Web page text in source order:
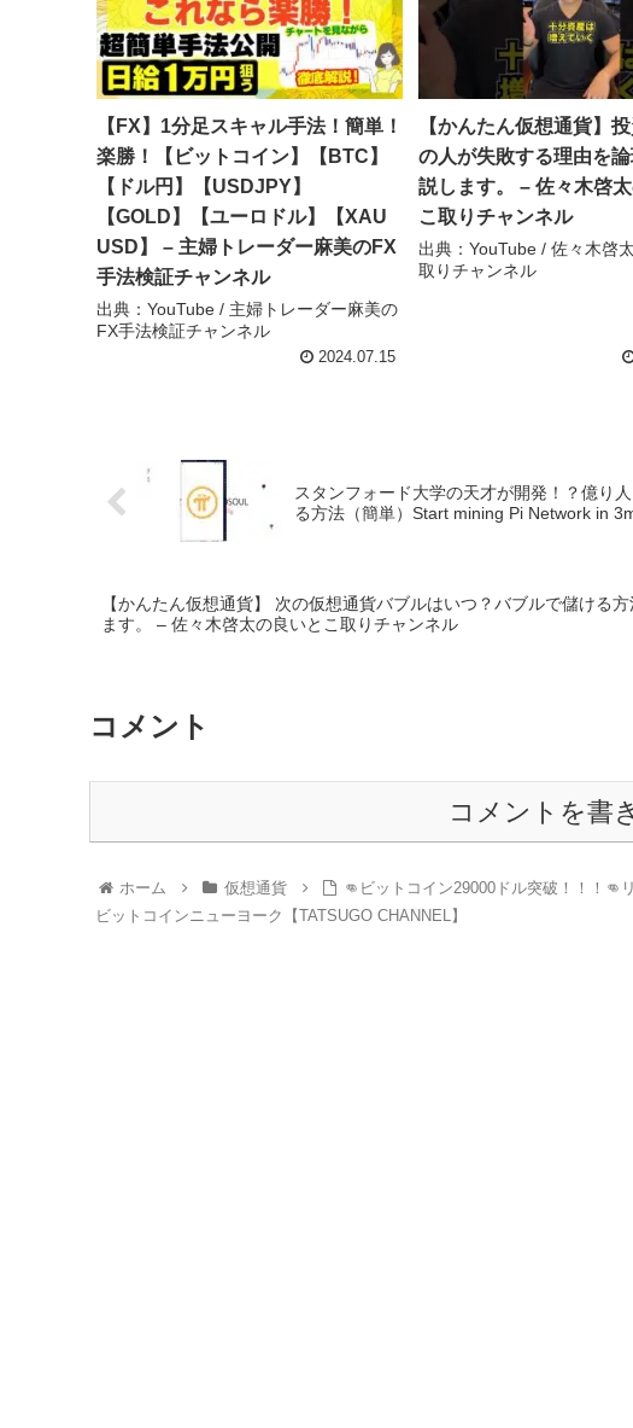
【FX】1分足スキャル手法！簡単！
楽勝！【ビットコイン】【BTC】
【ドル円】【USDJPY】
【GOLD】【ユーロドル】【XAU
USD】 – 主婦トレーダー麻美のFX
手法検証チャンネル
出典：YouTube / 主婦トレーダー麻美の
FX手法検証チャンネル
2024.07.15
【かんたん仮想通貨】
の人が失敗する理由を
説します。 – 佐々木啓
こ取りチャンネル
出典：YouTube / 佐々木啓
取りチャンネル
スタンフォード大学の天才が開発！？億り
る方法（簡単）Start mining Pi Network in
【かんたん仮想通貨】 次の仮想通貨バブルはいつ？バブルで儲ける
ます。 – 佐々木啓太の良いとこ取りチャンネル
コメント
コメントを書
ホーム 仮想通貨
👊ビットコイン29000ドル突破！！！👊
ビットコインニューヨーク【TATSUGO CHANNEL】